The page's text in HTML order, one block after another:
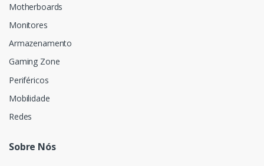
Motherboards
Monitores
Armazenamento
Gaming Zone
Periféricos
Mobilidade
Redes
Sobre Nós